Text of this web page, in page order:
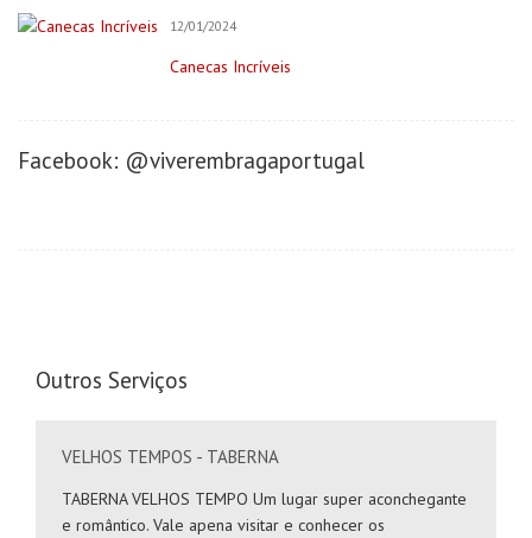
Cafeterias/Lachonetes
Apoio a Maternidade
Clínica do Desenvolvimento
Clínica Terapêutica
12/01/2024
Canecas Incríveis
Facebook: @viverembragaportugal
Outros Serviços
VELHOS TEMPOS - TABERNA
TABERNA VELHOS TEMPO Um lugar super aconchegante
e romântico. Vale apena visitar e conhecer os